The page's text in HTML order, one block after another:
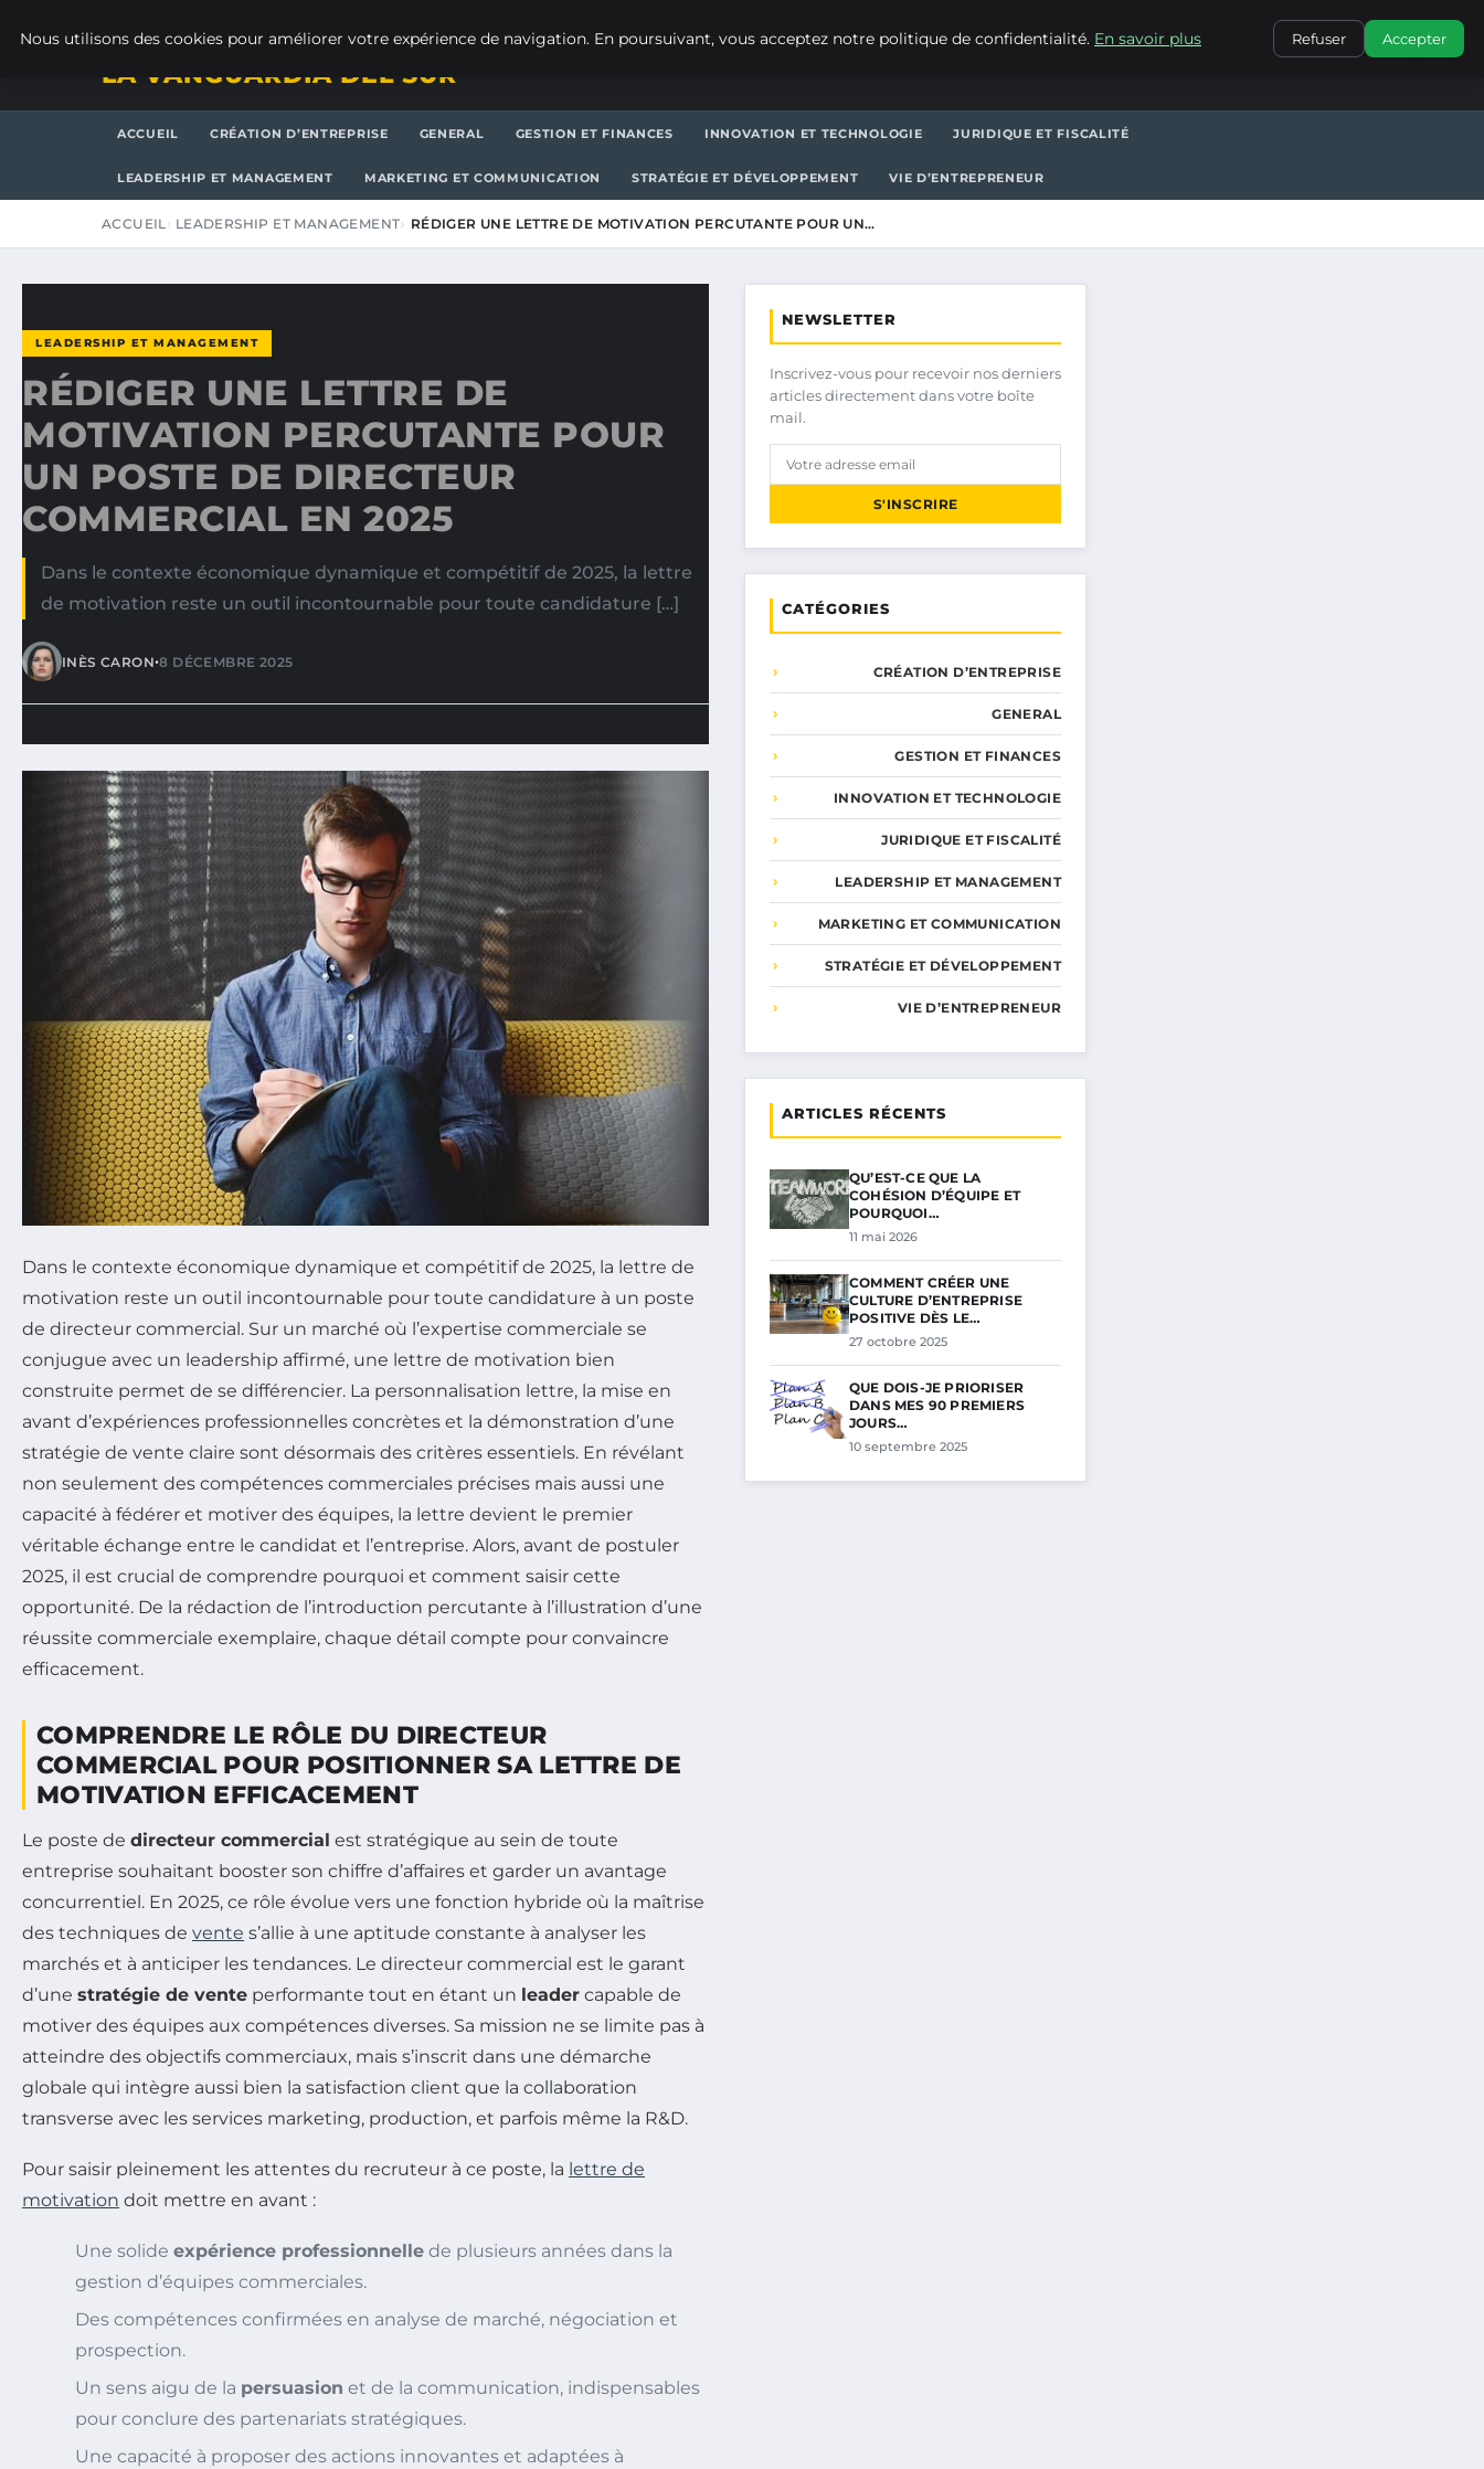
CONTACT
LA VANGUARDIA DEL SUR
ACCUEIL CRÉATION D’ENTREPRISE GENERAL GESTION ET FINANCES INNOVATION ET TECHNOLOGIE JURIDIQUE ET FISCALITÉ
LEADERSHIP ET MANAGEMENT MARKETING ET COMMUNICATION STRATÉGIE ET DÉVELOPPEMENT VIE D’ENTREPRENEUR
ACCUEIL LEADERSHIP ET MANAGEMENT RÉDIGER UNE LETTRE DE MOTIVATION PERCUTANTE POUR UN…
LEADERSHIP ET MANAGEMENT
RÉDIGER UNE LETTRE DE
MOTIVATION PERCUTANTE POUR
UN POSTE DE DIRECTEUR
COMMERCIAL EN 2025
Dans le contexte économique dynamique et compétitif de 2025, la lettre
de motivation reste un outil incontournable pour toute candidature […]
INÈS CARON•8 DÉCEMBRE 2025
Dans le contexte économique dynamique et compétitif de 2025, la lettre de
motivation reste un outil incontournable pour toute candidature à un poste
de directeur commercial. Sur un marché où l’expertise commerciale se
conjugue avec un leadership affirmé, une lettre de motivation bien
construite permet de se différencier. La personnalisation lettre, la mise en
avant d’expériences professionnelles concrètes et la démonstration d’une
stratégie de vente claire sont désormais des critères essentiels. En révélant
non seulement des compétences commerciales précises mais aussi une
capacité à fédérer et motiver des équipes, la lettre devient le premier
véritable échange entre le candidat et l’entreprise. Alors, avant de postuler
2025, il est crucial de comprendre pourquoi et comment saisir cette
opportunité. De la rédaction de l’introduction percutante à l’illustration d’une
réussite commerciale exemplaire, chaque détail compte pour convaincre
efficacement.
COMPRENDRE LE RÔLE DU DIRECTEUR
COMMERCIAL POUR POSITIONNER SA LETTRE DE
MOTIVATION EFFICACEMENT
Le poste de directeur commercial est stratégique au sein de toute
entreprise souhaitant booster son chiffre d’affaires et garder un avantage
concurrentiel. En 2025, ce rôle évolue vers une fonction hybride où la maîtrise
des techniques de vente s’allie à une aptitude constante à analyser les
marchés et à anticiper les tendances. Le directeur commercial est le garant
d’une stratégie de vente performante tout en étant un leader capable de
motiver des équipes aux compétences diverses. Sa mission ne se limite pas à
atteindre des objectifs commerciaux, mais s’inscrit dans une démarche
globale qui intègre aussi bien la satisfaction client que la collaboration
transverse avec les services marketing, production, et parfois même la R&D.
Pour saisir pleinement les attentes du recruteur à ce poste, la lettre de
motivation doit mettre en avant :
Une solide expérience professionnelle de plusieurs années dans la
gestion d’équipes commerciales.
Des compétences confirmées en analyse de marché, négociation et
prospection.
Un sens aigu de la persuasion et de la communication, indispensables
pour conclure des partenariats stratégiques.
Une capacité à proposer des actions innovantes et adaptées à
NEWSLETTER
Inscrivez-vous pour recevoir nos derniers
articles directement dans votre boîte
mail.
S'INSCRIRE
CATÉGORIES
CRÉATION D’ENTREPRISE
GENERAL
GESTION ET FINANCES
INNOVATION ET TECHNOLOGIE
JURIDIQUE ET FISCALITÉ
LEADERSHIP ET MANAGEMENT
MARKETING ET COMMUNICATION
STRATÉGIE ET DÉVELOPPEMENT
VIE D’ENTREPRENEUR
ARTICLES RÉCENTS
QU’EST-CE QUE LA
COHÉSION D’ÉQUIPE ET
POURQUOI…
11 mai 2026
COMMENT CRÉER UNE
CULTURE D’ENTREPRISE
POSITIVE DÈS LE…
27 octobre 2025
QUE DOIS-JE PRIORISER
DANS MES 90 PREMIERS
JOURS…
10 septembre 2025
Nous utilisons des cookies pour améliorer votre expérience de navigation. En poursuivant, vous acceptez notre politique de confidentialité. En savoir plus Refuser Accepter